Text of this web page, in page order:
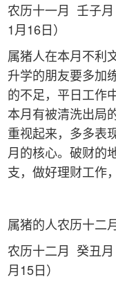
农历十一月 壬子
1月16日）
属猪人在本月不利
升学的朋友要多加
的不足，平日工作
本月有被清洗出局
重视起来，多多表
月的核心。破财的
支，做好理财工作
属猪的人农历十二
农历十二月 癸丑
月15日）